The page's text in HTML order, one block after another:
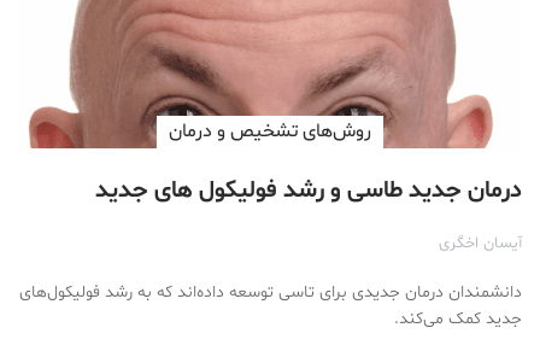
روش‌های تشخیص و درمان
درمان جدید طاسی و رشد فولیکول های جدید
آیسان اخگری
دانشمندان درمان جدیدی برای تاسی توسعه داده‌اند که به رشد فولیکول‌های
جدید کمک می‌کند.